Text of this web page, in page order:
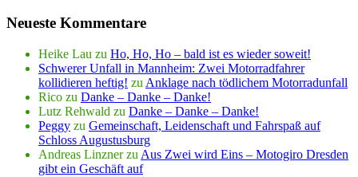
Neueste Kommentare
Heike Lau zu Ho, Ho, Ho – bald ist es wieder soweit!
Schwerer Unfall in Mannheim: Zwei Motorradfahrer
kollidieren heftig! zu Anklage nach tödlichem Motorradunfall
Rico zu Danke – Danke – Danke!
Lutz Rehwald zu Danke – Danke – Danke!
Peggy zu Gemeinschaft, Leidenschaft und Fahrspaß auf
Schloss Augustusburg
Andreas Linznerzu Aus Zwei wird Eins – Motogiro Dresden
gibt ein Geschäft auf